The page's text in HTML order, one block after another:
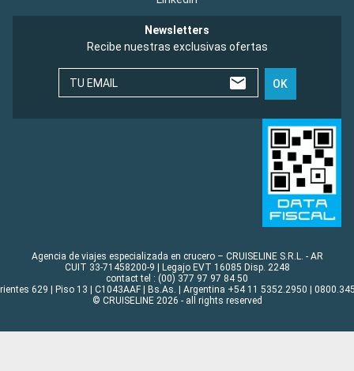
Newsletters
Recibe nuestras exclusivas ofertas
TU EMAIL OK
Agencia de viajes especializada en crucero – CRUISELINE S.R.L. - AR
CUIT 33-71458200-9 | Legajo EVT 16085 Disp. 2248
contact tel : (00) 377 97 97 84 50
629 | Piso 13 | C1043AAF | Bs.As. | Argentina +54 11 5352.2950 |
© CRUISELINE 2026 - all rights reserved